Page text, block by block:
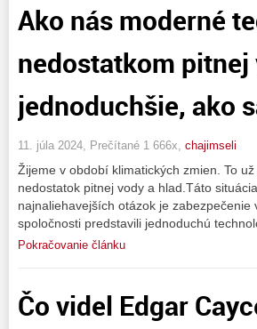
Ako nás moderné
nedostatkom pitnej
jednoduchšie, ako
11. júla 2024, Prečítané 1 666x, chajimseli
Žijeme v období klimatických zmien. To
nedostatok pitnej vody a hlad.Táto
najnaliehavejších otázok je
spoločnosti predstavili jednoduchú
Pokračovanie článku
Čo videl Edgar